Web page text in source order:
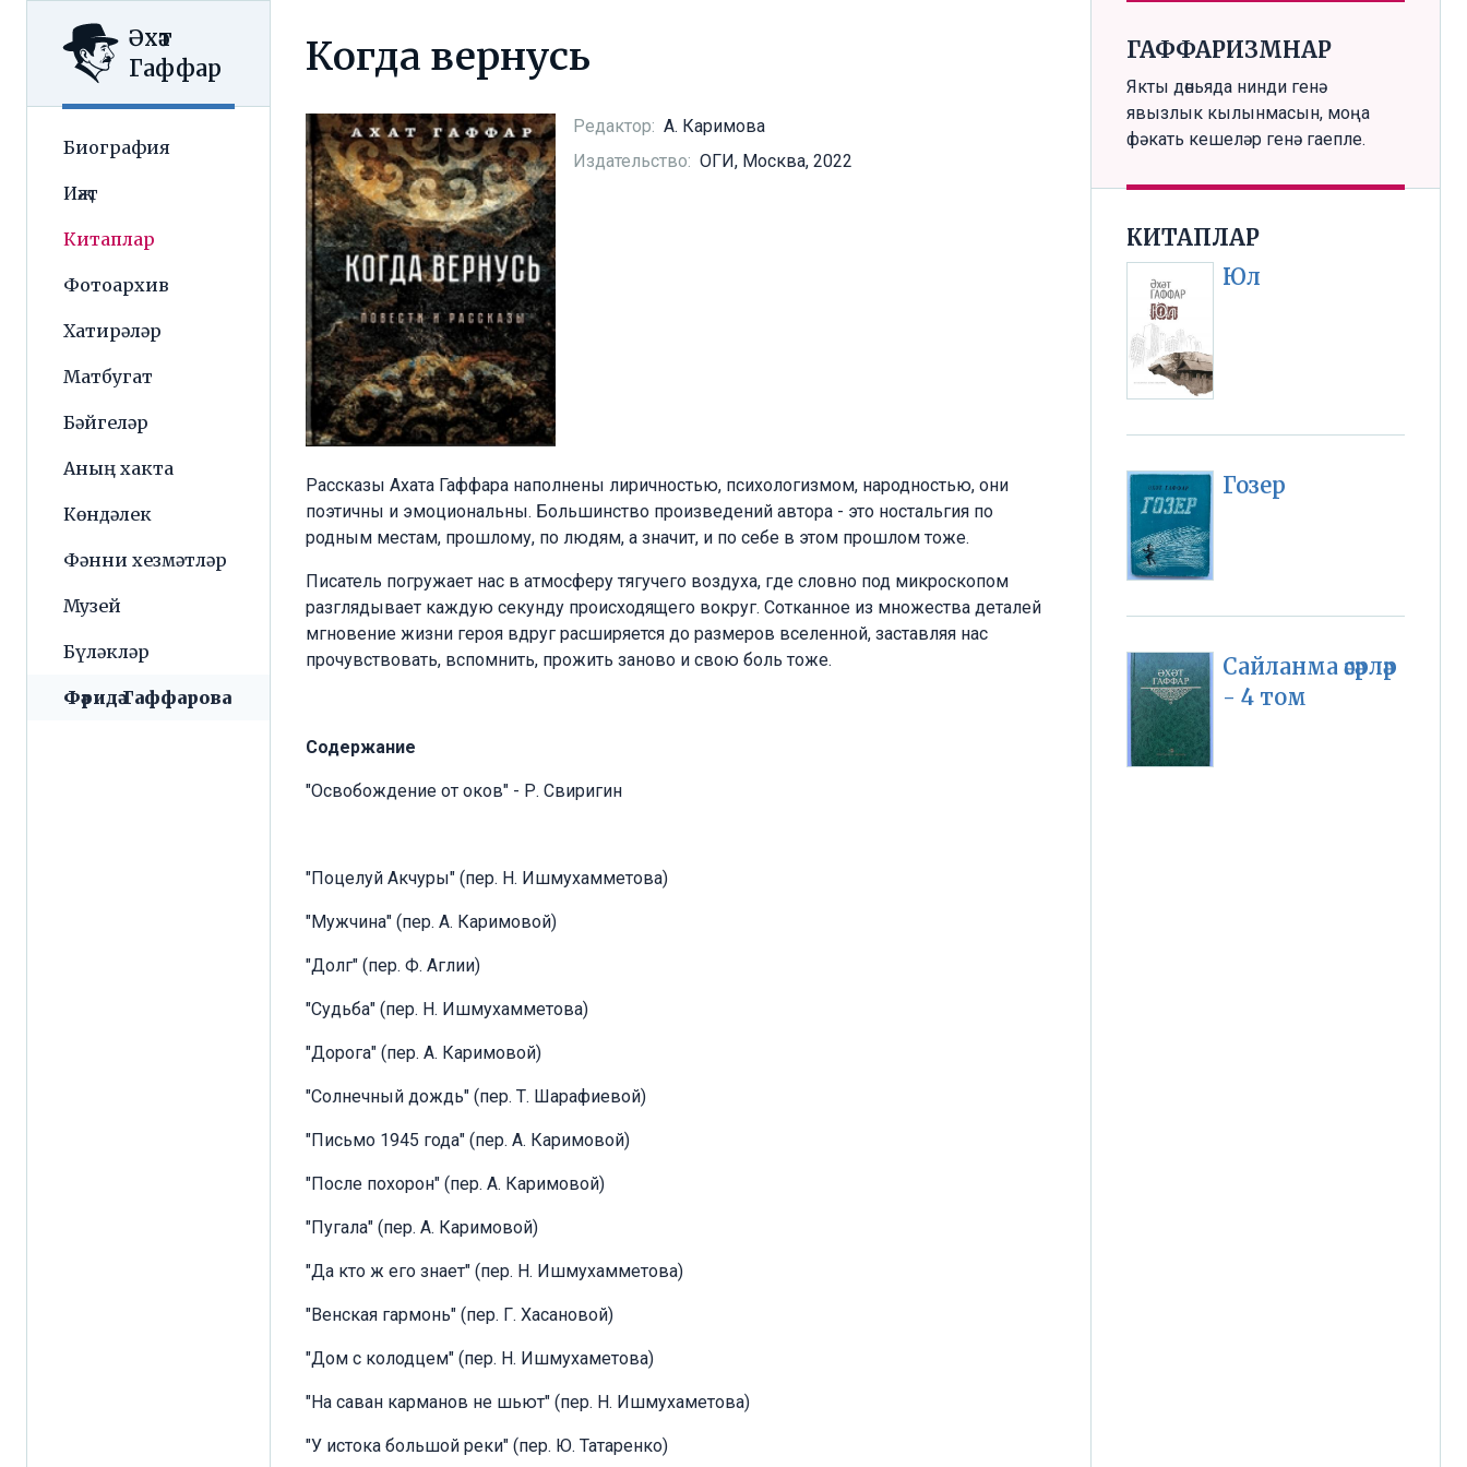
Әхәт
Гаффар
Биография
Иҗат
Китаплар
Фотоархив
Хатирәләр
Матбугат
Бәйгеләр
Аның хакта
Көндәлек
Фәнни хезмәтләр
Музей
Бүләкләр
Фәридә Гаффарова
Когда вернусь
Редактор: А. Каримова
Издательство: ОГИ, Москва, 2022
Рассказы Ахата Гаффара наполнены лиричностью, психологизмом, народностью, они
поэтичны и эмоциональны. Большинство произведений автора - это ностальгия по
родным местам, прошлому, по людям, а значит, и по себе в этом прошлом тоже.
Писатель погружает нас в атмосферу тягучего воздуха, где словно под микроскопом
разглядывает каждую секунду происходящего вокруг. Сотканное из множества деталей
мгновение жизни героя вдруг расширяется до размеров вселенной, заставляя нас
прочувствовать, вспомнить, прожить заново и свою боль тоже.
Содержание
"Освобождение от оков" - Р. Свиригин
"Поцелуй Акчуры" (пер. Н. Ишмухамметова)
"Мужчина" (пер. А. Каримовой)
"Долг" (пер. Ф. Аглии)
"Судьба" (пер. Н. Ишмухамметова)
"Дорога" (пер. А. Каримовой)
"Солнечный дождь" (пер. Т. Шарафиевой)
"Письмо 1945 года" (пер. А. Каримовой)
"После похорон" (пер. А. Каримовой)
"Пугала" (пер. А. Каримовой)
"Да кто ж его знает" (пер. Н. Ишмухамметова)
"Венская гармонь" (пер. Г. Хасановой)
"Дом с колодцем" (пер. Н. Ишмухаметова)
"На саван карманов не шьют" (пер. Н. Ишмухаметова)
"У истока большой реки" (пер. Ю. Татаренко)
ГАФФАРИЗМНАР
Якты дөньяда нинди генә
явызлык кылынмасын, моңа
фәкать кешеләр генә гаепле.
КИТАПЛАР
Юл
Гозер
Сайланма әсәрләр
- 4 том